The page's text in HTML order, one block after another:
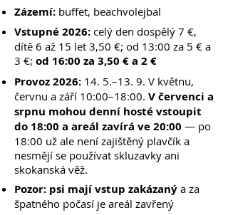
Zázemí: buffet, beachvolejbal
Vstupné 2026: celý den dospělý 7 €,
dítě 6 až 15 let 3,50 €; od 13:00 za 5 € a
3 €; od 16:00 za 3,50 € a 2 €
Provoz 2026: 14. 5.–13. 9. V květnu,
červnu a září 10:00–18:00. V červenci a
srpnu mohou denní hosté vstoupit
do 18:00 a areál zavírá ve 20:00 — po
18:00 už ale není zajištěný plavčík a
nesmějí se používat skluzavky ani
skokanská věž.
Pozor: psi mají vstup zakázaný a za
špatného počasí je areál zavřený